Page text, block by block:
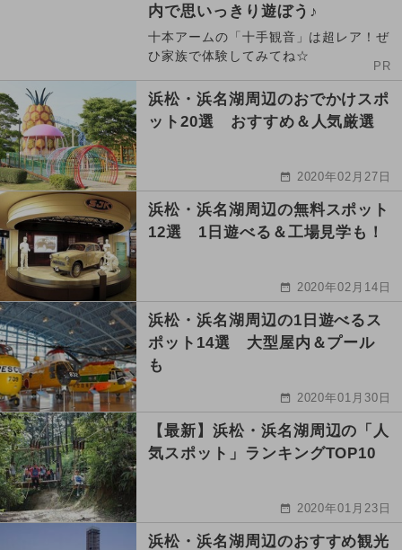
内で思いっきり遊ぼう♪
十本アームの「十手観音」は超レア！ぜ
ひ家族で体験してみてね☆
PR
浜松・浜名湖周辺のおでかけスポ
ット20選 おすすめ＆人気厳選
2020年02月27日
浜松・浜名湖周辺の無料スポット
12選 1日遊べる＆工場見学も！
2020年02月14日
浜松・浜名湖周辺の1日遊べるス
ポット14選 大型屋内＆プール
も
2020年01月30日
【最新】浜松・浜名湖周辺の「人
気スポット」ランキングTOP10
2020年01月23日
浜松・浜名湖周辺のおすすめ観光